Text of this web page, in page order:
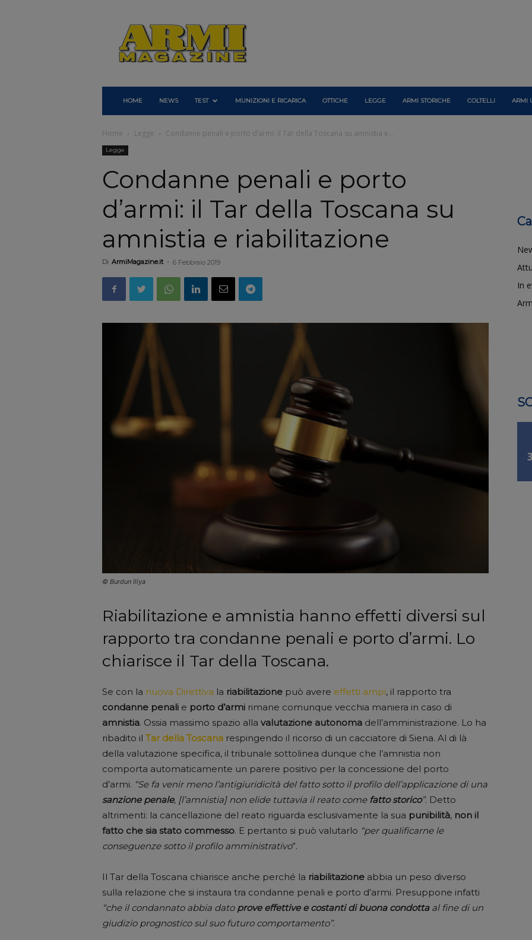
Armi
Magazine
HOME NEWS TEST MUNIZIONI E RICARICA OTTICHE LEGGE ARMI STORICHE COLTELLI ARMI
Home Legge Condanne penali e porto d’armi: il Tar della Toscana su amnistia e...
Legge
Condanne penali e porto
d’armi: il Tar della Toscana su
amnistia e riabilitazione
Di ArmiMagazine.it - 6 Febbraio 2019
© Burdun Iliya
Riabilitazione e amnistia hanno effetti diversi sul
rapporto tra condanne penali e porto d’armi. Lo
chiarisce il Tar della Toscana.
Se con la nuova Direttiva la riabilitazione può avere effetti ampi, il rapporto tra
condanne penali e porto d’armi rimane comunque vecchia maniera in caso di
amnistia. Ossia massimo spazio alla valutazione autonoma dell’amministrazione. Lo ha
ribadito il Tar della Toscana respingendo il ricorso di un cacciatore di Siena. Al di là
della valutazione specifica, il tribunale sottolinea dunque che l’amnistia non
comporta automaticamente un parere positivo per la concessione del porto
d’armi. “Se fa venir meno l’antigiuridicità del fatto sotto il profilo dell’applicazione di una
sanzione penale, [l’amnistia] non elide tuttavia il reato come fatto storico”. Detto
altrimenti: la cancellazione del reato riguarda esclusivamente la sua punibilità, non il
fatto che sia stato commesso. E pertanto si può valutarlo “per qualificarne le
conseguenze sotto il profilo amministrativo”.
Il Tar della Toscana chiarisce anche perché la riabilitazione abbia un peso diverso
sulla relazione che si instaura tra condanne penali e porto d’armi. Presuppone infatti
“che il condannato abbia dato prove effettive e costanti di buona condottaal fine di un
giudizio prognostico sul suo futuro comportamento”.
In